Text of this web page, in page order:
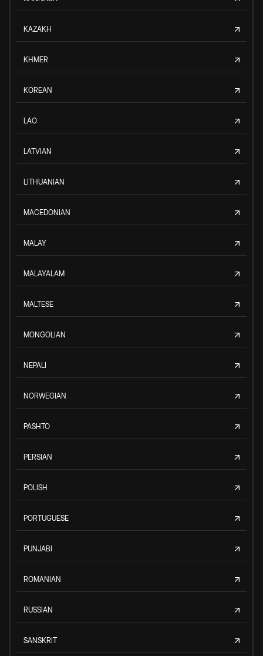
KAZAKH
KHMER
KOREAN
LAO
LATVIAN
LITHUANIAN
MACEDONIAN
MALAY
MALAYALAM
MALTESE
MONGOLIAN
NEPALI
NORWEGIAN
PASHTO
PERSIAN
POLISH
PORTUGUESE
PUNJABI
ROMANIAN
RUSSIAN
SANSKRIT